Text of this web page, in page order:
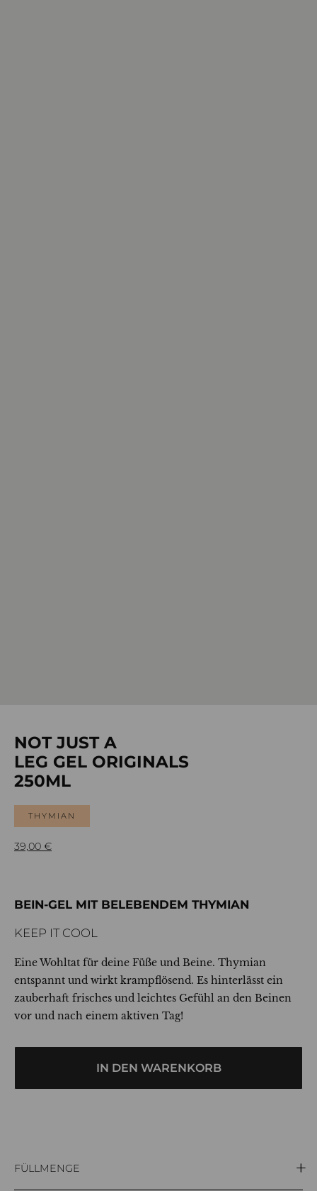
NOT JUST A
LEG GEL ORIGINALS
250ML
THYMIAN
39,00 €
BEIN-GEL MIT BELEBENDEM THYMIAN
KEEP IT COOL
Eine Wohltat für deine Füße und Beine. Thymian
entspannt und wirkt krampflösend. Es hinterlässt ein
zauberhaft frisches und leichtes Gefühl an den Beinen
vor und nach einem aktiven Tag!
IN DEN WARENKORB
FÜLLMENGE